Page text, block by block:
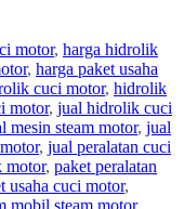
motor, harga hidrolik
, harga paket usaha
cuci motor, hidrolik
motor, jual hidrolik cuci
mesin steam motor, jual
, jual peralatan cuci
motor, paket peralatan
usaha cuci motor,